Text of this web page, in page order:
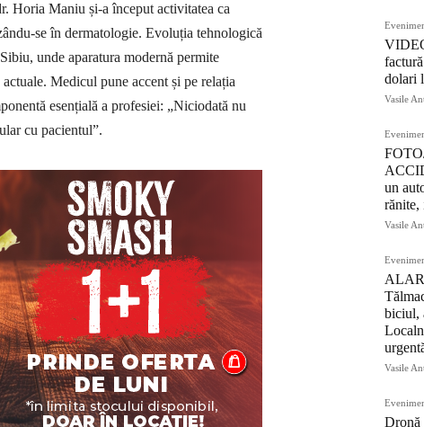
Horia Maniu și-a început activitatea ca
se în dermatologie. Evoluția tehnologică
unde aparatura modernă permite
Medicul pune accent și pe relația
esențială a profesiei: „Niciodată nu
cu pacientul”.
dolari
Vasile
un
rănite,
Vasile
biciul,
Vasile